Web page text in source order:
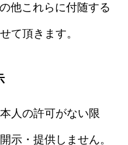
他これらに付随する
て頂きます。
人の許可がない限
示・提供しません。